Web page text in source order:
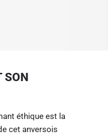
SON
éthique est la
cet anversois